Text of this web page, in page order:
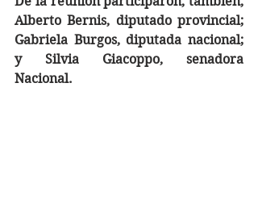
Alberto Bernis, diputado provincial;
Gabriela Burgos, diputada nacional;
y Silvia Giacoppo, senadora
Nacional.